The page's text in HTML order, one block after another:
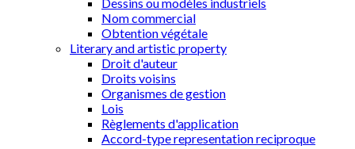
Dessins ou modèles industriels
Nom commercial
Obtention végétale
Literary and artistic property
Droit d'auteur
Droits voisins
Organismes de gestion
Lois
Règlements d'application
Accord-type representation reciproque